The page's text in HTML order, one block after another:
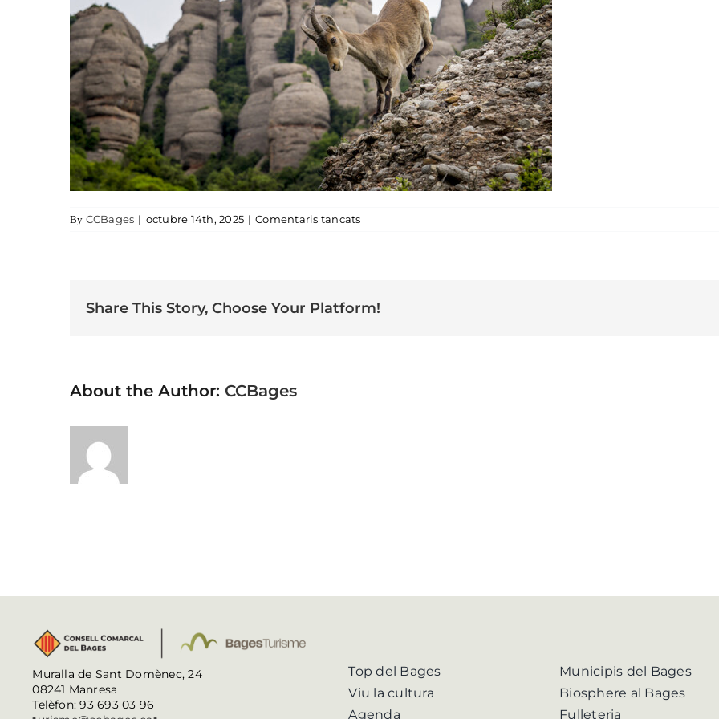
By CCBages | octubre 14th, 2025 | Comentaris tancatsa montserrat_maig_fortuny_03
Share This Story, Choose Your Platform!
About the Author: CCBages
Muralla de Sant Domènec, 24
08241 Manresa
Telèfon: 93 693 03 96
Top del Bages
Viu la cultura
Agenda
Municipis del Bages
Biosphere al Bages
Fulleteria